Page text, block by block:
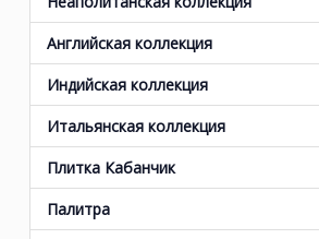
Английская коллекция
Индийская коллекция
Итальянская коллекция
Плитка Кабанчик
Палитра